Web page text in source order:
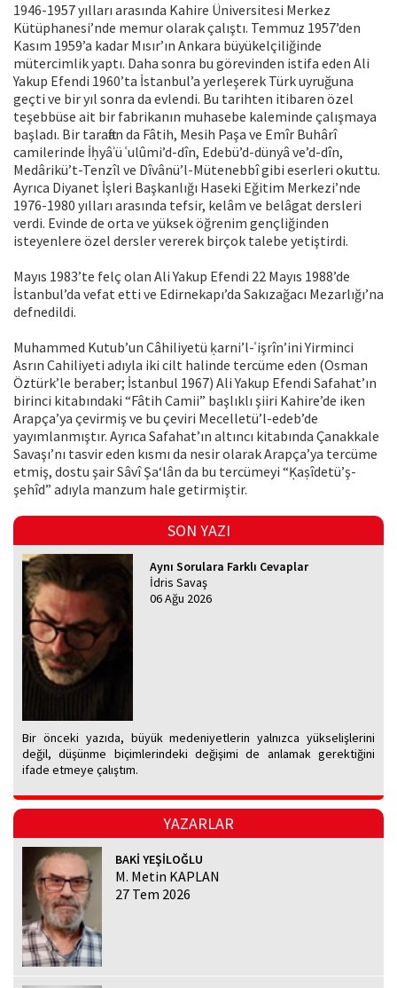
1946-1957 yılları arasında Kahire Üniversitesi Merkez
Kütüphanesi’nde memur olarak çalıştı. Temmuz 1957’den
Kasım 1959’a kadar Mısır’ın Ankara büyükelçiliğinde
mütercimlik yaptı. Daha sonra bu görevinden istifa eden Ali
Yakup Efendi 1960’ta İstanbul’a yerleşerek Türk uyruğuna
geçti ve bir yıl sonra da evlendi. Bu tarihten itibaren özel
teşebbüse ait bir fabrikanın muhasebe kaleminde çalışmaya
başladı. Bir taraftan da Fâtih, Mesih Paşa ve Emîr Buhârî
camilerinde İḥyâʾü ʿulûmi’d-dîn, Edebü’d-dünyâ ve’d-dîn,
Medârikü’t-Tenzîl ve Dîvânü’l-Mütenebbî gibi eserleri okuttu.
Ayrıca Diyanet İşleri Başkanlığı Haseki Eğitim Merkezi’nde
1976-1980 yılları arasında tefsir, kelâm ve belâgat dersleri
verdi. Evinde de orta ve yüksek öğrenim gençliğinden
isteyenlere özel dersler vererek birçok talebe yetiştirdi.
Mayıs 1983’te felç olan Ali Yakup Efendi 22 Mayıs 1988’de
İstanbul’da vefat etti ve Edirnekapı’da Sakızağacı Mezarlığı’na
defnedildi.
Muhammed Kutub’un Câhiliyetü ḳarni’l-ʿişrîn’ini Yirminci
Asrın Cahiliyeti adıyla iki cilt halinde tercüme eden (Osman
Öztürk’le beraber; İstanbul 1967) Ali Yakup Efendi Safahat’ın
birinci kitabındaki “Fâtih Camii” başlıklı şiiri Kahire’de iken
Arapça’ya çevirmiş ve bu çeviri Mecelletü’l-edeb’de
yayımlanmıştır. Ayrıca Safahat’ın altıncı kitabında Çanakkale
Savaşı’nı tasvir eden kısmı da nesir olarak Arapça’ya tercüme
etmiş, dostu şair Sâvî Şa‘lân da bu tercümeyi “Ḳaṣîdetü’ş-
şehîd” adıyla manzum hale getirmiştir.
SON YAZI
Aynı Sorulara Farklı Cevaplar
İdris Savaş
06 Ağu 2026
Bir önceki yazıda, büyük medeniyetlerin yalnızca yükselişlerini
değil, düşünme biçimlerindeki değişimi de anlamak gerektiğini
ifade etmeye çalıştım.
YAZARLAR
BAKİ YEŞİLOĞLU
M. Metin KAPLAN
27 Tem 2026